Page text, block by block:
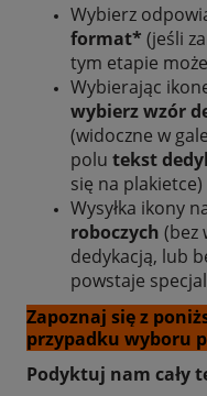
Wybierz
format* (jeśli
tym etapie
Wybierając
wybierz wzór
(widoczne w
polu tekst
się na plakietce)
Wysyłka ikony
roboczych (bez
dedykacją, lub
powstaje
Zapoznaj się z
przypadku wyboru
Podyktuj nam cały